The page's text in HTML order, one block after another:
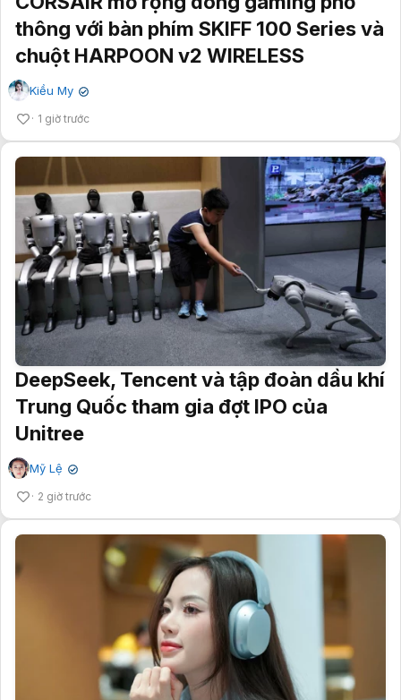
thông với bàn phím SKIFF 100 Series và
chuột HARPOON v2 WIRELESS
Kiều My ✔
1 giờ trước
DeepSeek, Tencent và tập đoàn dầu khí
Trung Quốc tham gia đợt IPO của
Unitree
Mỹ Lệ ✔
2 giờ trước